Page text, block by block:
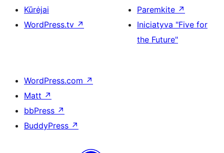
Kūrėjai
WordPress.tv ↗
Paremkite ↗
Iniciatyva "Five for
the Future"
WordPress.com ↗
Matt ↗
bbPress ↗
BuddyPress ↗